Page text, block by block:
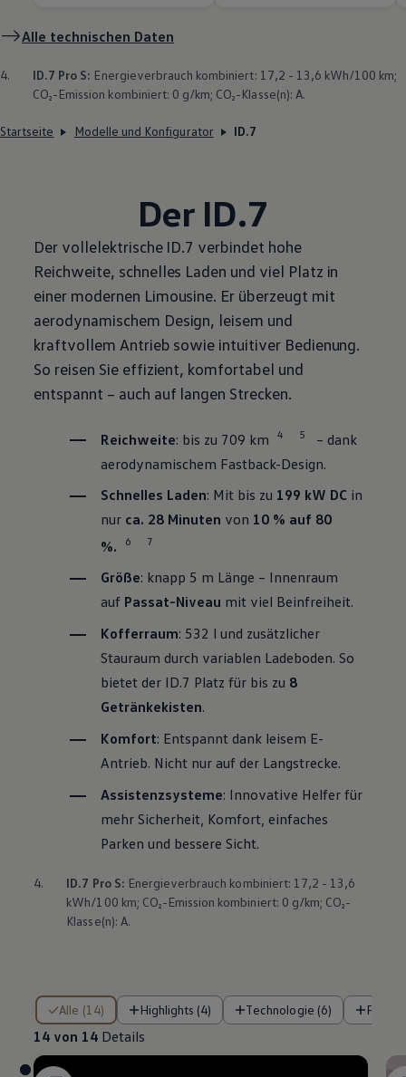
Alle technischen Daten
4. ID.7 Pro S: Energieverbrauch kombiniert: 17,2 - 13,6 kWh/100 km;
CO₂-Emission kombiniert: 0 g/km; CO₂-Klasse(n): A.
Startseite Modelle und Konfigurator ID.7
Der ID.7
Der vollelektrische ID.7 verbindet hohe
Reichweite, schnelles Laden und viel Platz in
einer modernen Limousine. Er überzeugt mit
aerodynamischem Design, leisem und
kraftvollem Antrieb sowie intuitiver Bedienung.
So reisen Sie effizient, komfortabel und
entspannt – auch auf langen Strecken.
Reichweite: bis zu 709 km 4 5
– dank
aerodynamischem Fastback-Design.
Schnelles Laden: Mit bis zu 199 kW DC in
nur ca. 28 Minuten von 10 % auf 80
%.
6 7
Größe: knapp 5 m Länge – Innenraum
auf Passat-Niveau mit viel Beinfreiheit.
Kofferraum: 532 l und zusätzlicher
Stauraum durch variablen Ladeboden. So
bietet der ID.7 Platz für bis zu 8
Getränkekisten.
Komfort: Entspannt dank leisem E-
Antrieb. Nicht nur auf der Langstrecke.
Assistenzsysteme: Innovative Helfer für
mehr Sicherheit, Komfort, einfaches
Parken und bessere Sicht.
4. ID.7 Pro S: Energieverbrauch kombiniert: 17,2 - 13,6
kWh/100 km; CO₂-Emission kombiniert: 0 g/km; CO₂-
Klasse(n): A.
Alle (14) Highlights (4) Technologie (6)
14 von 14 Details
14 von 14 Details